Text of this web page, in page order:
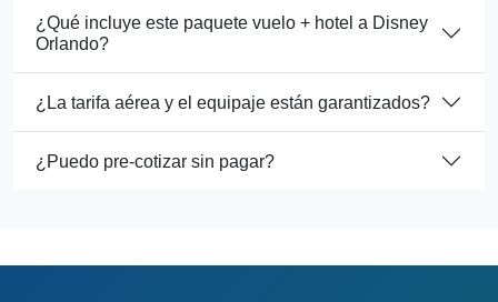
¿Qué incluye este paquete vuelo + hotel a Disney
Orlando?
¿La tarifa aérea y el equipaje están garantizados?
¿Puedo pre-cotizar sin pagar?